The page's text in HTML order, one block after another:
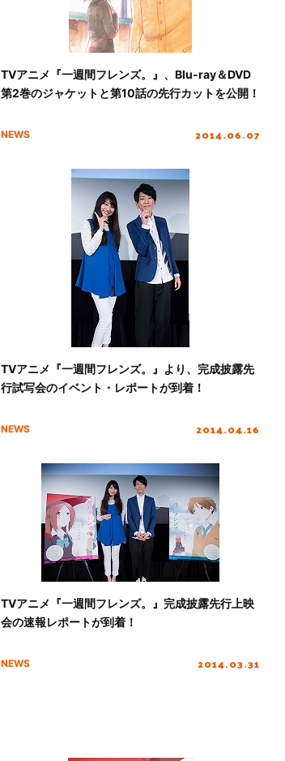
TVアニメ『一週間フレンズ。』、Blu-ray＆DVD
第2巻のジャケットと第10話の先行カットを公開！
NEWS 2014.06.07
TVアニメ『一週間フレンズ。』より、完成披露先
行試写会のイベント・レポートが到着！
NEWS 2014.04.16
TVアニメ『一週間フレンズ。』完成披露先行上映
会の速報レポートが到着！
NEWS 2014.03.31